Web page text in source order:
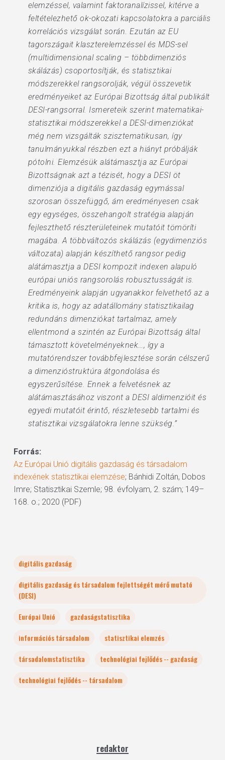
elemzéssel, valamint faktoranalízissel, kitérve a
feltételezhető ok-okozati kapcsolatokra a parciális
korrelációs vizsgálat során. Ezután az EU
tagországait klaszterelemzéssel és MDS-sel
(multidimensional scaling – többdimenziós
skálázás) csoportosítják, és statisztikai
módszerekkel rangsorolják, végül összevetik
eredményeiket az Európai Bizottság által publikált
DESI-rangsorral. Ismereteik szerint matematikai-
statisztikai módszerekkel a DESI-dimenziókat
még nem vizsgálták szisztematikusan, így
tanulmányukkal részben ezt a hiányt próbálják
pótolni. Elemzésük alátámasztja az Európai
Bizottságnak azt a tézisét, hogy a DESI öt
dimenziója a digitális gazdaság egymással
szorosan összefüggő, ám eredményesen csak
egy egységes, összehangolt stratégia alapján
fejleszthető részterületeinek mutatóit tömöríti
magába. A többváltozós skálázás (egydimenziós
változata) alapján készíthető rangsor pedig
alátámasztja a DESI kompozit indexen alapuló
európai uniós rangsorolás robusztusságát is.
Eredményeink alapján ugyanakkor felvethető az a
kritika is, hogy az adatállomány statisztikailag
redundáns dimenziókat tartalmaz, amely
ellentmond a szintén az Európai Bizottság által
támasztott követelményeknek…, így a
mutatórendszer továbbfejlesztése során célszerű
a dimenzióstruktúra átgondolása és
egyszerűsítése. Ennek a felvetésnek az
alátámasztásához viszont a DESI aldimenzióit és
egyedi mutatóit érintő, részletesebb tartalmi és
statisztikai vizsgálatokra lenne szükség.”
Forrás:
Az Európai Unió digitális gazdaság és társadalom
indexének statisztikai elemzése; Bánhidi Zoltán, Dobos
Imre; Statisztikai Szemle; 98. évfolyam, 2. szám; 149–
168. o.; 2020 (PDF)
digitális gazdaság
digitális gazdaság és társadalom fejlettségét mérő mutató
(DESI)
Európai Unió
gazdaságstatisztika
információs társadalom
statisztikai elemzés
társadalomstatisztika
technológiai fejlődés -- gazdaság
technológiai fejlődés -- társadalom
redaktor